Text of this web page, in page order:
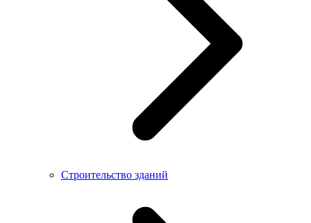
Строительство зданий